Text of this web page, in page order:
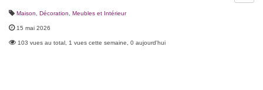
Maison, Décoration Meubles et Intérieur
15 mai 2026
103 vues au total, 1 vues cette semaine, 0 aujourd'hui